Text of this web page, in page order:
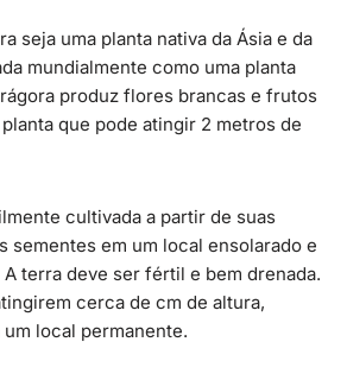
seja uma planta nativa da Ásia e da
mundialmente como uma planta
produz flores brancas e frutos
que pode atingir 2 metros de
cultivada a partir de suas
sementes em um local ensolarado e
terra deve ser fértil e bem drenada.
cerca de cm de altura,
local permanente.